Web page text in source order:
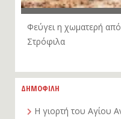
Φεύγει η χωματερή
Στρόφιλα
ΔΗΜΟΦΙΛΗ
Η γιορτή του Αγίου Ανδρέα και έθιμα της λαϊκής του